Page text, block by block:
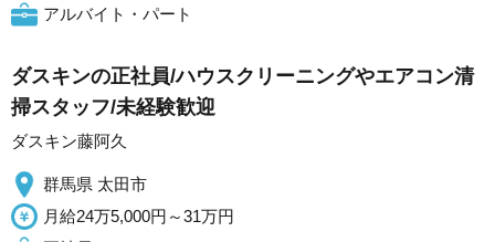
アルバイト・パート
ダスキンの正社員/ハウスクリーニングやエアコン清
掃スタッフ/未経験歓迎
ダスキン藤阿久
群馬県 太田市
月給24万5,000円～31万円